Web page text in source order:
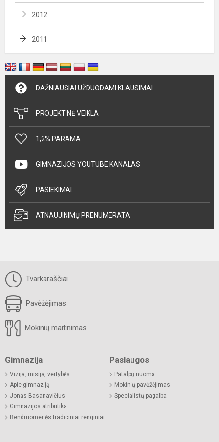
2012
2011
DAŽNIAUSIAI UŽDUODAMI KLAUSIMAI
PROJEKTINĖ VEIKLA
1,2% PARAMA
GIMNAZIJOS YOUTUBE KANALAS
PASIEKIMAI
ATNAUJINIMŲ PRENUMERATA
Tvarkaraščiai
Pavėžėjimas
Mokinių maitinimas
Gimnazija
Vizija, misija, vertybės
Apie gimnaziją
Jonas Basanavičius
Gimnazijos atributika
Bendruomenės tradiciniai renginiai
Paslaugos
Patalpų nuoma
Mokinių pavėžėjimas
Specialistų pagalba